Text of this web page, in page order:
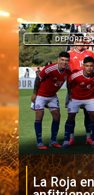
La Roja
DEPORTES